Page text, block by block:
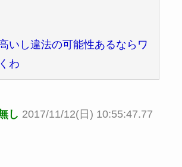
いし違法の可能性あるならワ
わ
し 2017/11/12(日) 10:55:47.77